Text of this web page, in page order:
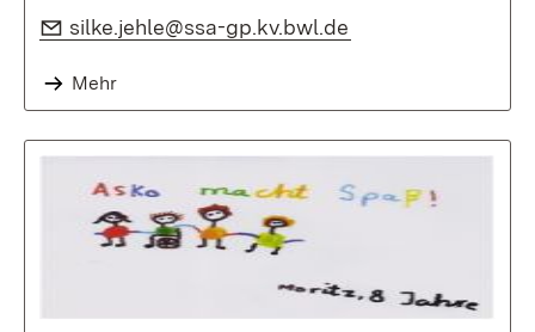
E-Mail:
silke.jehle@ssa-gp.kv.bwl.de
Mehr